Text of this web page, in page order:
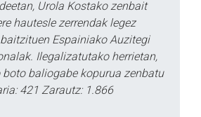
Urola Kostako zenbait
hautesle zerrendak legez
Espainiako Auzitegi
Ilegalizatutako herrietan,
boto baliogabe kopurua zenbatu
421 Zarautz: 1.866